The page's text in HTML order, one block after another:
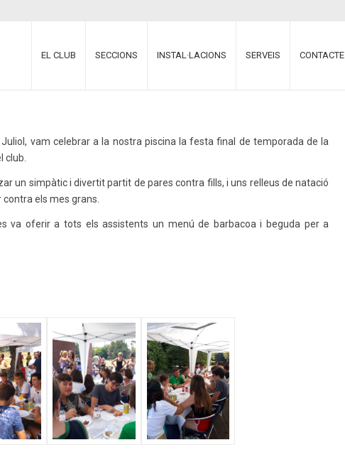
EL CLUB SECCIONS INSTAL·LACIONS SERVEIS CONTACTE
vam celebrar a la nostra piscina la festa final de temporada de la
club.
un simpàtic i divertit partit de pares contra fills, i uns relleus de natació
els mes grans.
va oferir a tots els assistents un menú de barbacoa i beguda per a